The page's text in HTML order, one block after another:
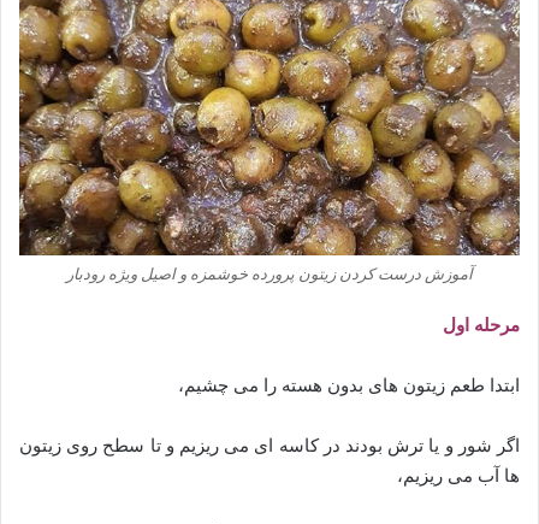
آموزش درست کردن زیتون پرورده خوشمزه و اصیل ویژه رودبار
مرحله اول
ابتدا طعم زیتون های بدون هسته را می چشیم،
اگر شور و یا ترش بودند در کاسه ای می ریزیم و تا سطح روی زیتون
ها آب می ریزیم،